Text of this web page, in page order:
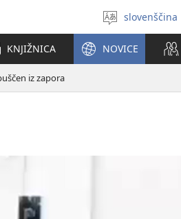
Izberite
jezik
slovenščina
KNJIŽNICA NOVICE
iz zapora